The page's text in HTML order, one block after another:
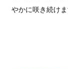
やかに咲き続けま